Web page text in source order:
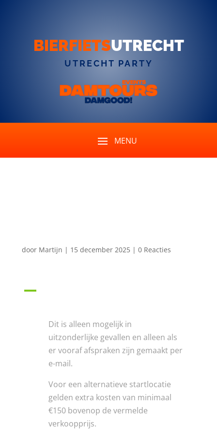
BIERFIETSUTRECHT
UTRECHT PARTY
door Martijn | 15 december 2025| 0 Reacties
A
Dit is alleen mogelijk in
uitzonderlijke gevallen en alleen als
er vooraf afspraken zijn gemaakt per
e-mail.
Voor een alternatieve startlocatie
gelden extra kosten van minimaal
€150 bovenop de vermelde
verkoopprijs.